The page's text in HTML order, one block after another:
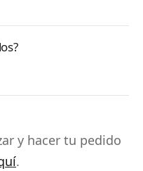
y hacer tu pedido
.